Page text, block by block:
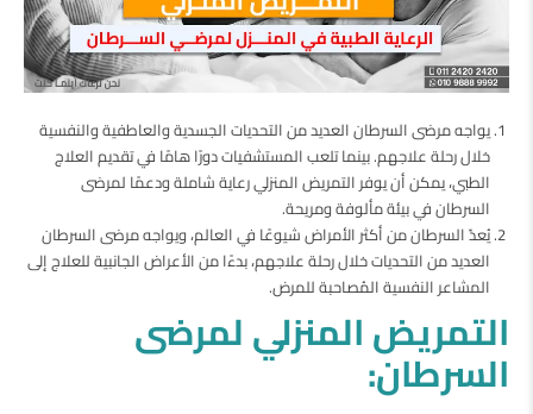
يواجه مرضى السرطان العديد من التحديات الجسدية والعاطفية والنفسية
خلال رحلة علاجهم. بينما تلعب المستشفيات دورًا هامًا في تقديم العلاج
الطبي، يمكن أن يوفر التمريض المنزلي رعاية شاملة ودعمًا لمرضى
السرطان في بيئة مألوفة ومريحة.
يُعدّ السرطان من أكثر الأمراض شيوعًا في العالم، ويواجه مرضى السرطان
العديد من التحديات خلال رحلة علاجهم، بدءًا من الأعراض الجانبية للعلاج إلى
المشاعر النفسية المُصاحبة للمرض.
التمريض المنزلي لمرضى
السرطان: